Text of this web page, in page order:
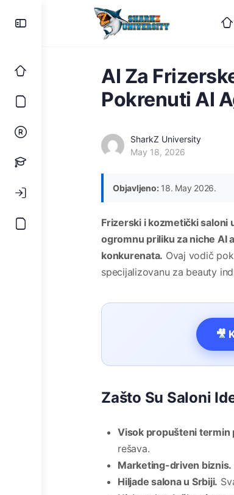
AI Za
Pokrenuti AI
SharkZ University
May 18, 2026
Objavljeno:18. May 2026.
Frizerski i kozmetički saloni
ogromnu priliku za niche AI
konkurenata. Ovaj vodič
specijalizovanu za beauty
🎥
Zašto Su Saloni
Visok propušteni termin
rešava.
Marketing-driven biznis.
Hiljade salona u Srbiji.